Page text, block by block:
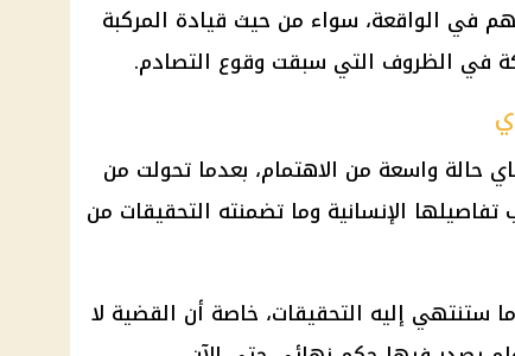
في الواقعة، سواء من حيث قيادة المركبة
في الظروف التي سبقت وقوع التصادم.
حالة واسعة من الاهتمام، بعدما تحولت من
الإنسانية وما تضمنته التحقيقات من
ستنتهي إليه التحقيقات، خاصة أن القضية لا